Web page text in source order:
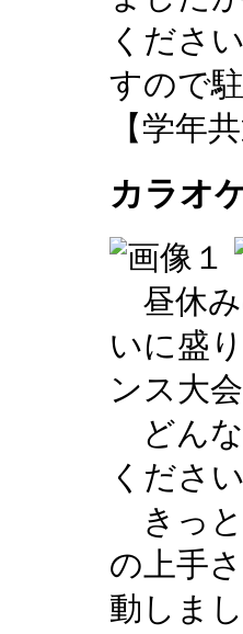
くださ
すので
【学年
カラオ
昼休み
いに盛
ンス大
どんな
ください
きっと
の上手
動しま